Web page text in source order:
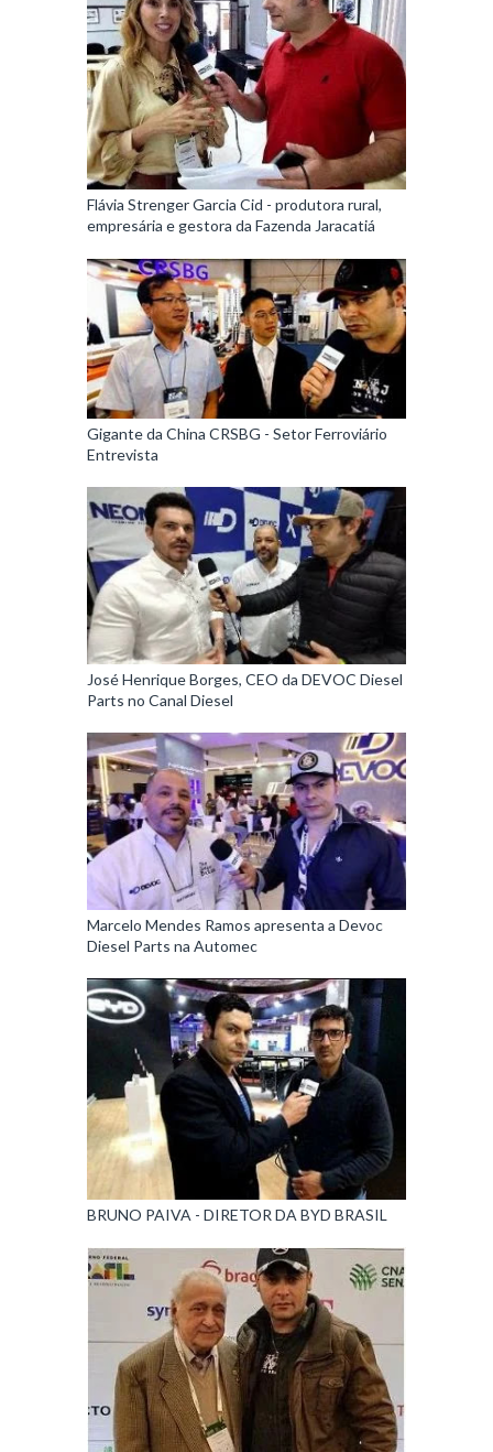
Flávia Strenger Garcia Cid - produtora rural,
empresária e gestora da Fazenda Jaracatiá
Gigante da China CRSBG - Setor Ferroviário
Entrevista
José Henrique Borges, CEO da DEVOC Diesel
Parts no Canal Diesel
Marcelo Mendes Ramos apresenta a Devoc
Diesel Parts na Automec
BRUNO PAIVA - DIRETOR DA BYD BRASIL